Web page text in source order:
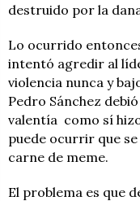
destruido por la
Lo ocurrido
intentó agredir al
violencia nunca y
Pedro Sánchez
valentía como sí
puede ocurrir que
carne de meme.
El problema es que